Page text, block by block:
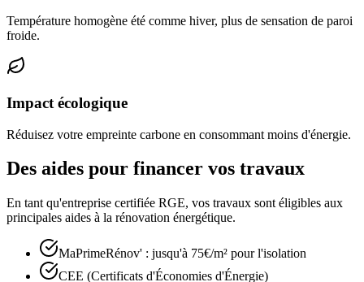
Température homogène été comme hiver, plus de sensation de paroi
froide.
Impact écologique
Réduisez votre empreinte carbone en consommant moins d'énergie.
Des aides pour financer vos travaux
En tant qu'entreprise certifiée RGE, vos travaux sont éligibles aux
principales aides à la rénovation énergétique.
MaPrimeRénov' : jusqu'à 75€/m² pour l'isolation
CEE (Certificats d'Économies d'Énergie)